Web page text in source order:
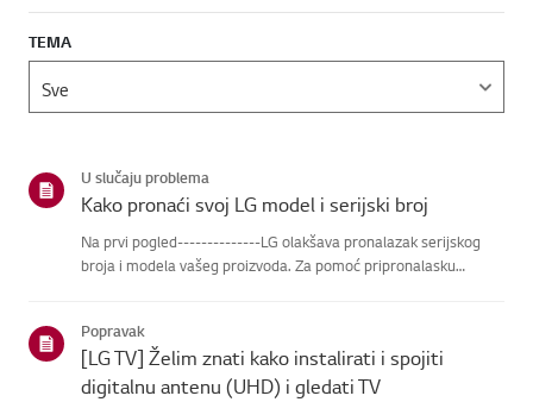
TEMA
U slučaju problema
Kako pronaći svoj LG model i serijski broj
Na prvi pogled--------------LG olakšava pronalazak serijskog
broja i modela vašeg proizvoda. Za pomoć pripronalasku
napravlje...
Popravak
[LG TV] Želim znati kako instalirati i spojiti
digitalnu antenu (UHD) i gledati TV